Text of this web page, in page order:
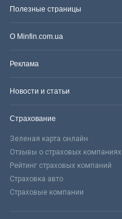
Полезные страницы
О Minfin.com.ua
Реклама
Новости и статьи
Страхование
Зеленая карта онлайн
Отзывы о страховых компаниях
Рейтинг страховых компаний
Страховка авто
Страховые компании